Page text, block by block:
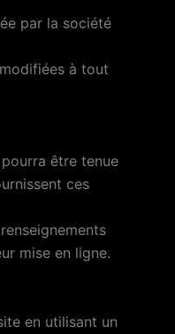
par la société
à tout
être tenue
ces
mise en ligne.
en utilisant un